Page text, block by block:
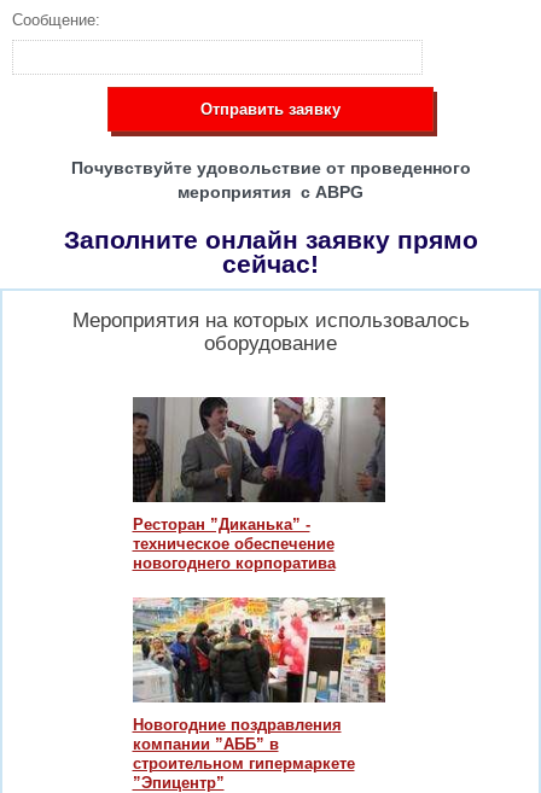
Сообщение:
Отправить заявку
Почувствуйте удовольствие от проведенного
мероприятия с ABPG
Заполните онлайн заявку прямо
сейчас!
Мероприятия на которых использовалось
оборудование
Ресторан ”Диканька” -
техническое обеспечение
новогоднего корпоратива
Новогодние поздравления
компании ”АББ” в
строительном гипермаркете
”Эпицентр”